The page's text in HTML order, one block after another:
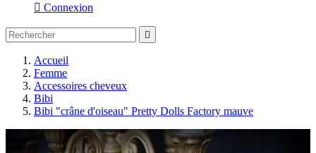
 Connexion

Accueil
Femme
Accessoires cheveux
Bibi
Bibi "crâne d'oiseau" Pretty Dolls Factory mauve